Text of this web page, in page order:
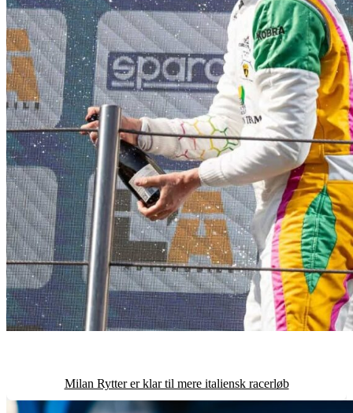
Milan Rytter er klar til mere italiensk racerløb